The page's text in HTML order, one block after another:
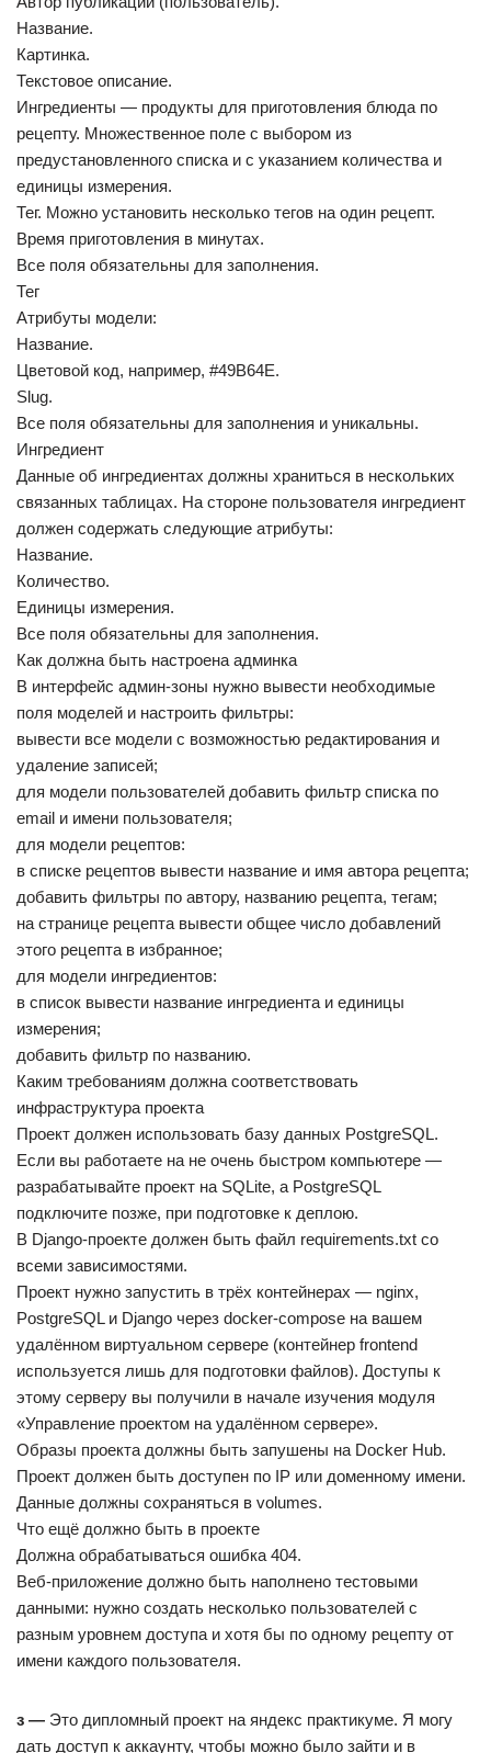
Название.
Картинка.
Текстовое описание.
Ингредиенты — продукты для приготовления блюда по
рецепту. Множественное поле с выбором из
предустановленного списка и с указанием количества и
единицы измерения.
Тег. Можно установить несколько тегов на один рецепт.
Время приготовления в минутах.
Все поля обязательны для заполнения.
Тег
Атрибуты модели:
Название.
Цветовой код, например, #49B64E.
Slug.
Все поля обязательны для заполнения и уникальны.
Ингредиент
Данные об ингредиентах должны храниться в нескольких
связанных таблицах. На стороне пользователя ингредиент
должен содержать следующие атрибуты:
Название.
Количество.
Единицы измерения.
Все поля обязательны для заполнения.
Как должна быть настроена админка
В интерфейс админ-зоны нужно вывести необходимые
поля моделей и настроить фильтры:
вывести все модели с возможностью редактирования и
удаление записей;
для модели пользователей добавить фильтр списка по
email и имени пользователя;
для модели рецептов:
в списке рецептов вывести название и имя автора рецепта;
добавить фильтры по автору, названию рецепта, тегам;
на странице рецепта вывести общее число добавлений
этого рецепта в избранное;
для модели ингредиентов:
в список вывести название ингредиента и единицы
измерения;
добавить фильтр по названию.
Каким требованиям должна соответствовать
инфраструктура проекта
Проект должен использовать базу данных PostgreSQL.
Если вы работаете на не очень быстром компьютере —
разрабатывайте проект на SQLite, а PostgreSQL
подключите позже, при подготовке к деплою.
В Django-проекте должен быть файл requirements.txt со
всеми зависимостями.
Проект нужно запустить в трёх контейнерах — nginx,
PostgreSQL и Django через docker-compose на вашем
удалённом виртуальном сервере (контейнер frontend
используется лишь для подготовки файлов). Доступы к
этому серверу вы получили в начале изучения модуля
«Управление проектом на удалённом сервере».
Образы проекта должны быть запушены на Docker Hub.
Проект должен быть доступен по IP или доменному имени.
Данные должны сохраняться в volumes.
Что ещё должно быть в проекте
Должна обрабатываться ошибка 404.
Веб-приложение должно быть наполнено тестовыми
данными: нужно создать несколько пользователей с
разным уровнем доступа и хотя бы по одному рецепту от
имени каждого пользователя.
з — Это дипломный проект на яндекс практикуме. Я могу
дать доступ к аккаунту, чтобы можно было зайти и в